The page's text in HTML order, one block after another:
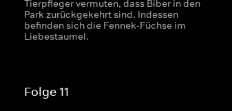
Tierpfleger vermuten, dass Biber in den
Park zurückgekehrt sind. Indessen
befinden sich die Fennek-Füchse im
Liebestaumel.
Folge 11